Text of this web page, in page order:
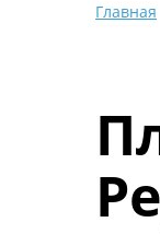
Главная